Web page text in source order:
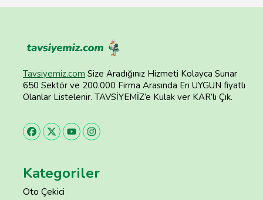
Tavsiyemiz.com Size Aradığınız Hizmeti Kolayca Sunar
650 Sektör ve 200.000 Firma Arasında En UYGUN fiyatlı
Olanlar Listelenir. TAVSİYEMİZ’e Kulak ver KAR’lı Çık.
Kategoriler
Oto Çekici